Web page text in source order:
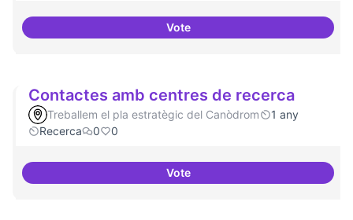
VoteCultura digital i tradicional
Contactes amb centres de recerca
Treballem el pla estratègic del Canòdrom
1 any
Recerca
0 0
VoteContactes amb centres de